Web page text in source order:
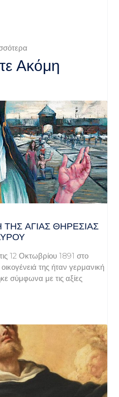
Ακόμη
ΑΓΙΑΣ ΘΗΡΕΣΙΑΣ
12 Οκτωβρίου 1891 στο
της ήταν γερμανική
σύμφωνα με τις αξίες